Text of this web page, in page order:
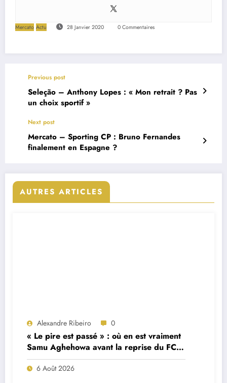
Mercato Actu 28 Janvier 2020 0 Commentaires
Previous post
Seleção – Anthony Lopes : « Mon retrait ? Pas
un choix sportif »
Next post
Mercato – Sporting CP : Bruno Fernandes
finalement en Espagne ?
AUTRES ARTICLES
Alexandre Ribeiro 0
« Le pire est passé » : où en est vraiment
Samu Aghehowa avant la reprise du FC
Porto ?
6 Août 2026